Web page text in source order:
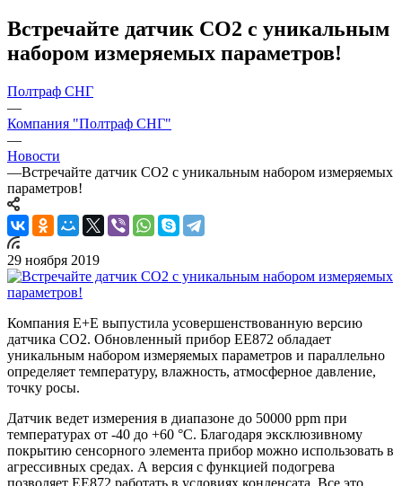
Встречайте датчик СО2 с уникальным
набором измеряемых параметров!
Полтраф СНГ
—
Компания "Полтраф СНГ"
—
Новости
—Встречайте датчик СО2 с уникальным набором измеряемых
параметров!
29 ноября 2019
Компания E+E выпустила усовершенствованную версию
датчика СО2. Обновленный прибор ЕЕ872 обладает
уникальным набором измеряемых параметров и параллельно
определяет температуру, влажность, атмосферное давление,
точку росы.
Датчик ведет измерения в диапазоне до 50000 ppm при
температурах от -40 до +60 °С. Благодаря эксклюзивному
покрытию сенсорного элемента прибор можно использовать в
агрессивных средах. А версия с функцией подогрева
позволяет ЕЕ872 работать в условиях конденсата. Все это